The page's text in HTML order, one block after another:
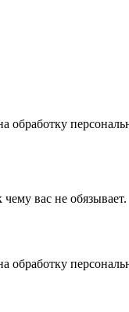
обработку
вас не обязывает.
обработку